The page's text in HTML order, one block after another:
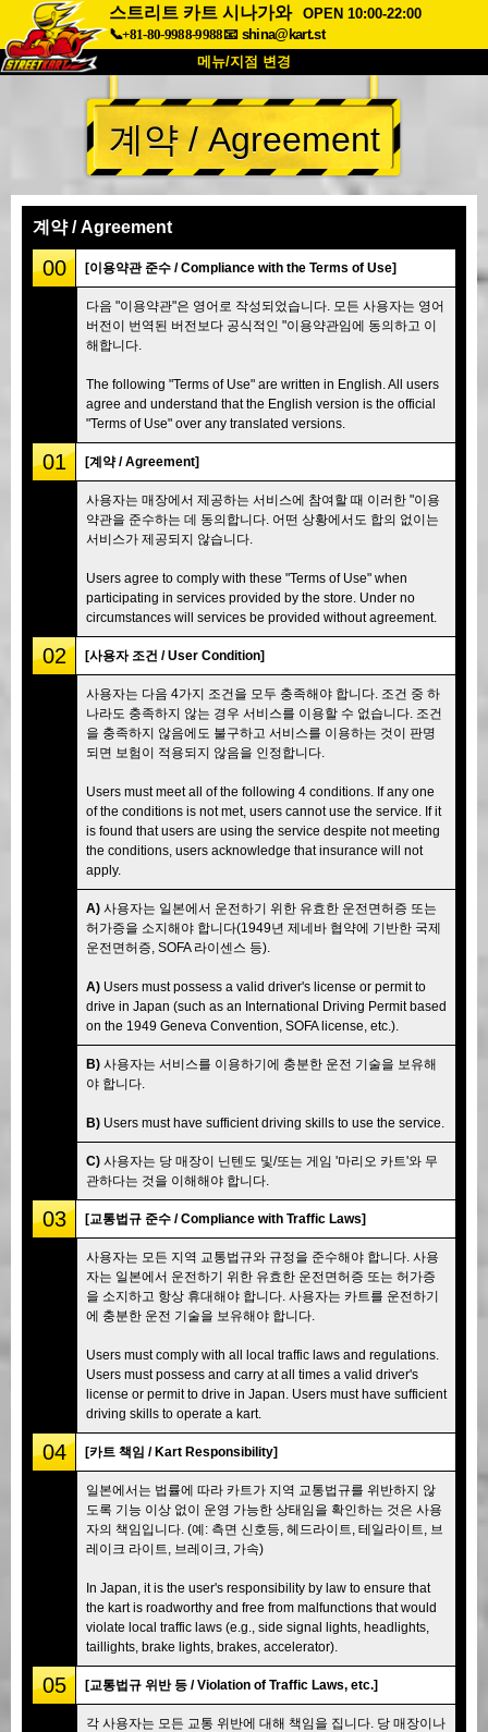
스트리트 카트 시나가와
OPEN 10:00-22:00
📞+81-80-9988-9988📧 shina@kart.st
메뉴/지점 변경
최상단
소개 사양 가격
회사 정보
도쿄 시나가와 #1 도쿄 아키하바라#1
도쿄 아키하바라#2 도쿄 시부야
도쿄 아사쿠사 오사카
계약 / Agreement
계약 / Agreement
00 [이용약관 준수 / Compliance with the Terms of Use]
다음 "이용약관"은 영어로 작성되었습니다. 모든 사용자는 영어
버전이 번역된 버전보다 공식적인 "이용약관임에 동의하고 이
해합니다.
The following "Terms of Use" are written in English. All users
agree and understand that the English version is the official
"Terms of Use" over any translated versions.
01 [계약 / Agreement]
사용자는 매장에서 제공하는 서비스에 참여할 때 이러한 "이용
약관을 준수하는 데 동의합니다. 어떤 상황에서도 합의 없이는
서비스가 제공되지 않습니다.
Users agree to comply with these "Terms of Use" when
participating in services provided by the store. Under no
circumstances will services be provided without agreement.
02 [사용자 조건 / User Condition]
사용자는 다음 4가지 조건을 모두 충족해야 합니다. 조건 중 하
나라도 충족하지 않는 경우 서비스를 이용할 수 없습니다. 조건
을 충족하지 않음에도 불구하고 서비스를 이용하는 것이 판명
되면 보험이 적용되지 않음을 인정합니다.
Users must meet all of the following 4 conditions. If any one
of the conditions is not met, users cannot use the service. If it
is found that users are using the service despite not meeting
the conditions, users acknowledge that insurance will not
apply.
A) 사용자는 일본에서 운전하기 위한 유효한 운전면허증 또는
허가증을 소지해야 합니다(1949년 제네바 협약에 기반한 국제
운전면허증, SOFA 라이센스 등).
A) Users must possess a valid driver's license or permit to
drive in Japan (such as an International Driving Permit based
on the 1949 Geneva Convention, SOFA license, etc.).
B) 사용자는 서비스를 이용하기에 충분한 운전 기술을 보유해
야 합니다.
B) Users must have sufficient driving skills to use the service.
C) 사용자는 당 매장이 닌텐도 및/또는 게임 '마리오 카트'와 무
관하다는 것을 이해해야 합니다.
03 [교통법규 준수 / Compliance with Traffic Laws]
사용자는 모든 지역 교통법규와 규정을 준수해야 합니다. 사용
자는 일본에서 운전하기 위한 유효한 운전면허증 또는 허가증
을 소지하고 항상 휴대해야 합니다. 사용자는 카트를 운전하기
에 충분한 운전 기술을 보유해야 합니다.
Users must comply with all local traffic laws and regulations.
Users must possess and carry at all times a valid driver's
license or permit to drive in Japan. Users must have sufficient
driving skills to operate a kart.
04 [카트 책임 / Kart Responsibility]
일본에서는 법률에 따라 카트가 지역 교통법규를 위반하지 않
도록 기능 이상 없이 운영 가능한 상태임을 확인하는 것은 사용
자의 책임입니다. (예: 측면 신호등, 헤드라이트, 테일라이트, 브
레이크 라이트, 브레이크, 가속)
In Japan, it is the user's responsibility by law to ensure that
the kart is roadworthy and free from malfunctions that would
violate local traffic laws (e.g., side signal lights, headlights,
taillights, brake lights, brakes, accelerator).
05 [교통법규 위반 등 / Violation of Traffic Laws, etc.]
각 사용자는 모든 교통 위반에 대해 책임을 집니다. 당 매장이나